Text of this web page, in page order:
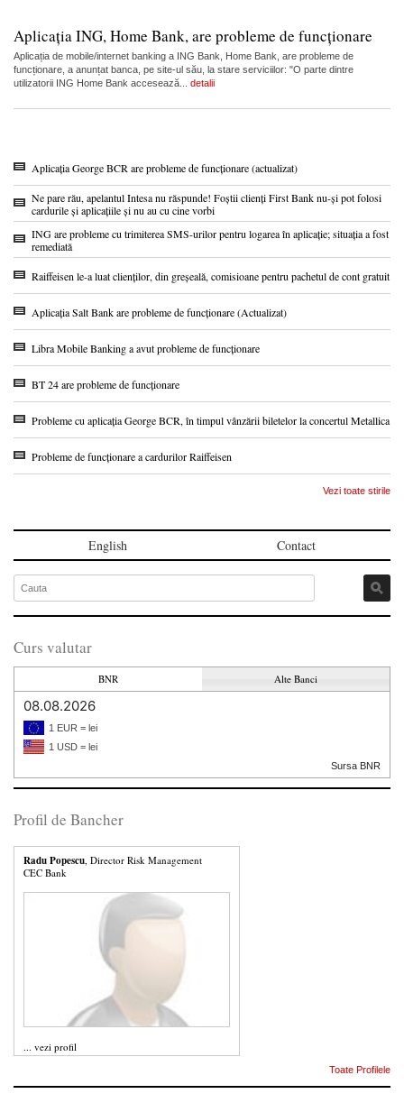
Aplicația ING, Home Bank, are probleme de funcționare
Aplicația de mobile/internet banking a ING Bank, Home Bank, are probleme de
funcționare, a anunțat banca, pe site-ul său, la stare serviciilor: "O parte dintre
utilizatorii ING Home Bank accesează... detalii
Aplicația George BCR are probleme de funcționare (actualizat)
Ne pare rău, apelantul Intesa nu răspunde! Foștii clienți First Bank nu-și pot folosi
cardurile și aplicațiile și nu au cu cine vorbi
ING are probleme cu trimiterea SMS-urilor pentru logarea în aplicație; situația a fost
remediată
Raiffeisen le-a luat clienților, din greșeală, comisioane pentru pachetul de cont gratuit
Aplicația Salt Bank are probleme de funcționare (Actualizat)
Libra Mobile Banking a avut probleme de funcționare
BT 24 are probleme de funcționare
Probleme cu aplicația George BCR, în timpul vânzării biletelor la concertul Metallica
Probleme de funcționare a cardurilor Raiffeisen
Vezi toate stirile
English Contact
Curs valutar
BNR Alte Banci
08.08.2026
1 EUR = lei
1 USD = lei
Sursa BNR
Profil de Bancher
Radu Popescu, Director Risk Management
CEC Bank
... vezi profil
Toate Profilele